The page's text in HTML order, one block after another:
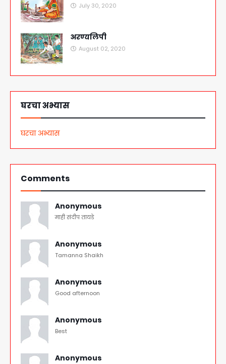
July 30, 2020
अरण्यलिपी
August 02, 2020
घरचा अभ्यास
घरचा अभ्यास
Comments
Anonymous
माही संदीप तायडे
Anonymous
Tamanna Shaikh
Anonymous
Good afternoon
Anonymous
Best
Anonymous